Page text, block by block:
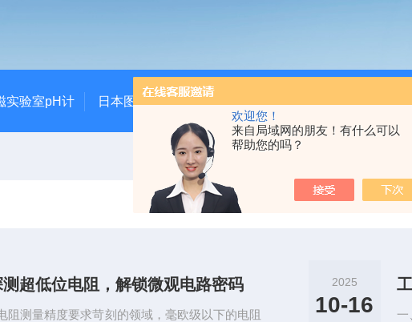
欢迎您！
来自局域网的朋友！有什么可以
帮助您的吗？
实验室pH计 日本图技GL240图技GL240存储记录仪/数据采集记录器
超低位电阻，解锁微观电路密码
阻测量精度要求苛刻的领域，毫欧级以下的电阻
2025
10-16
一